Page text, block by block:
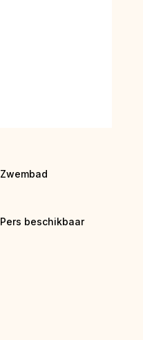
Zwembad
Pers beschikbaar